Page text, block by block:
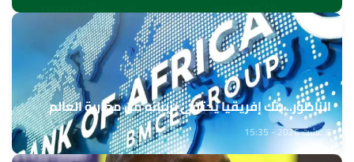
الناظور.. بنك إفريقيا يحتفي بزبنائه من مغاربة العالم
8 غشت 2026 - 15:35